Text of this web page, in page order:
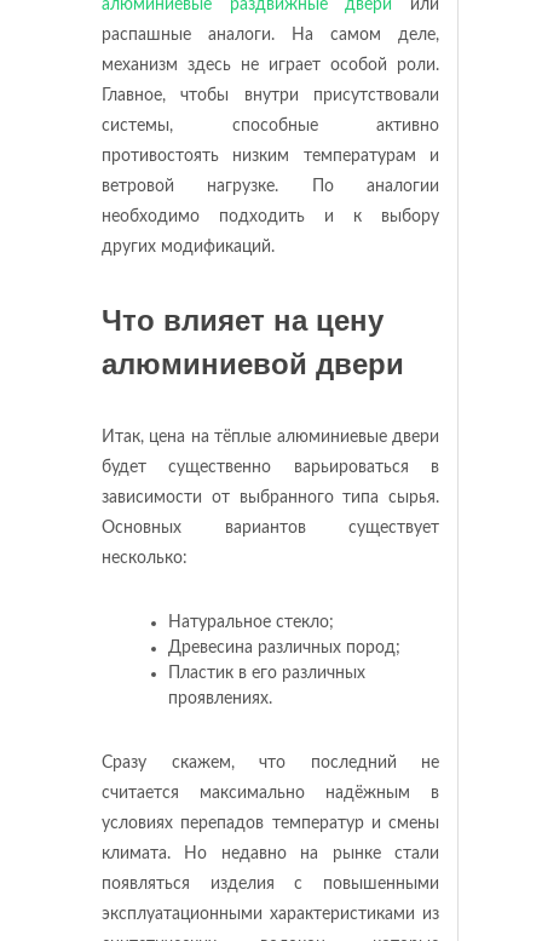
алюминиевые раздвижные двери или
распашные аналоги. На самом деле,
механизм здесь не играет особой роли.
Главное, чтобы внутри присутствовали
системы, способные активно
противостоять низким температурам и
ветровой нагрузке. По аналогии
необходимо подходить и к выбору
других модификаций.
Что влияет на цену
алюминиевой двери
Итак, цена на тёплые алюминиевые двери
будет существенно варьироваться в
зависимости от выбранного типа сырья.
Основных вариантов существует
несколько:
Натуральное стекло;
Древесина различных пород;
Пластик в его различных
проявлениях.
Сразу скажем, что последний не
считается максимально надёжным в
условиях перепадов температур и смены
климата. Но недавно на рынке стали
появляться изделия с повышенными
эксплуатационными характеристиками из